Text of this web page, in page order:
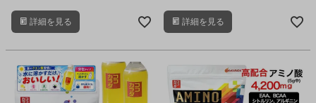
L-カルニチン、クレアチン、コラー
ゲン、グルコサミン、アミノ酸、ビ
健康粉末飲料です。
詳細を見る
L-カルニチン、クレアチン、コラー
ゲン、グルコサミン、アミノ酸、ビ
健康粉末飲料です。
詳細を見る